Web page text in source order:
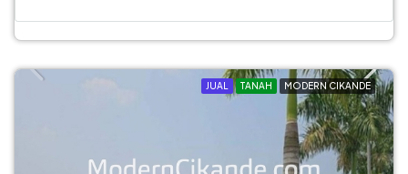
JUAL TANAH MODERN CIKANDE